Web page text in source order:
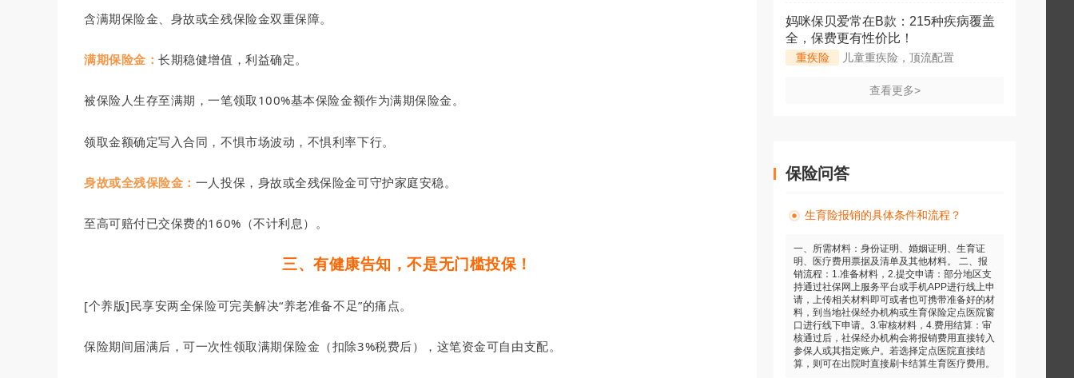
含满期保险金、身故或全残保险金双重保障。
满期保险金：长期稳健增值，利益确定。
被保险人生存至满期，一笔领取100%基本保险金额作为满期保险金。
领取金额确定写入合同，不惧市场波动，不惧利率下行。
身故或全残保险金： 一人投保，身故或全残保险金可守护家庭安稳。
至高可赔付已交保费的160%（不计利息）。
三、有健康告知，不是无门槛投保！
[个养版]民享安两全保险可完美解决“养老准备不足”的痛点。
保险期间届满后，可一次性领取满期保险金（扣除3%税费后），这笔资金可自由支配。
妈咪保贝爱常在B款：215种疾病覆盖
全，保费更有性价比！
重疾险 儿童重疾险，顶流配置
查看更多>
保险问答
生育险报销的具体条件和流程？
一、所需材料：身份证明、婚姻证明、生育证
明、医疗费用票据及清单及其他材料。 二、报
销流程：1.准备材料，2.提交申请：部分地区支
持通过社保网上服务平台或手机APP进行线上申
请，上传相关材料即可或者也可携带准备好的材
料，到当地社保经办机构或生育保险定点医院窗
口进行线下申请。3.审核材料，4.费用结算：审
核通过后，社保经办机构会将报销费用直接转入
参保人或其指定账户。若选择定点医院直接结
算，则可在出院时直接刷卡结算生育医疗费用。